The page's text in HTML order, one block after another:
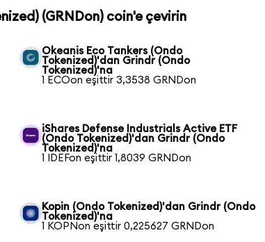
(GRNDon) coin'e çevirin
Okeanis Eco Tankers (Ondo
Tokenized)'dan Grindr (Ondo
Tokenized)'na
1 ECOon eşittir 3,3538 GRNDon
iShares Defense Industrials Active ETF
(Ondo Tokenized)'dan Grindr (Ondo
Tokenized)'na
1 IDEFon eşittir 1,8039 GRNDon
Kopin (Ondo Tokenized)'dan Grindr (Ondo
Tokenized)'na
1 KOPNon eşittir 0,225627 GRNDon